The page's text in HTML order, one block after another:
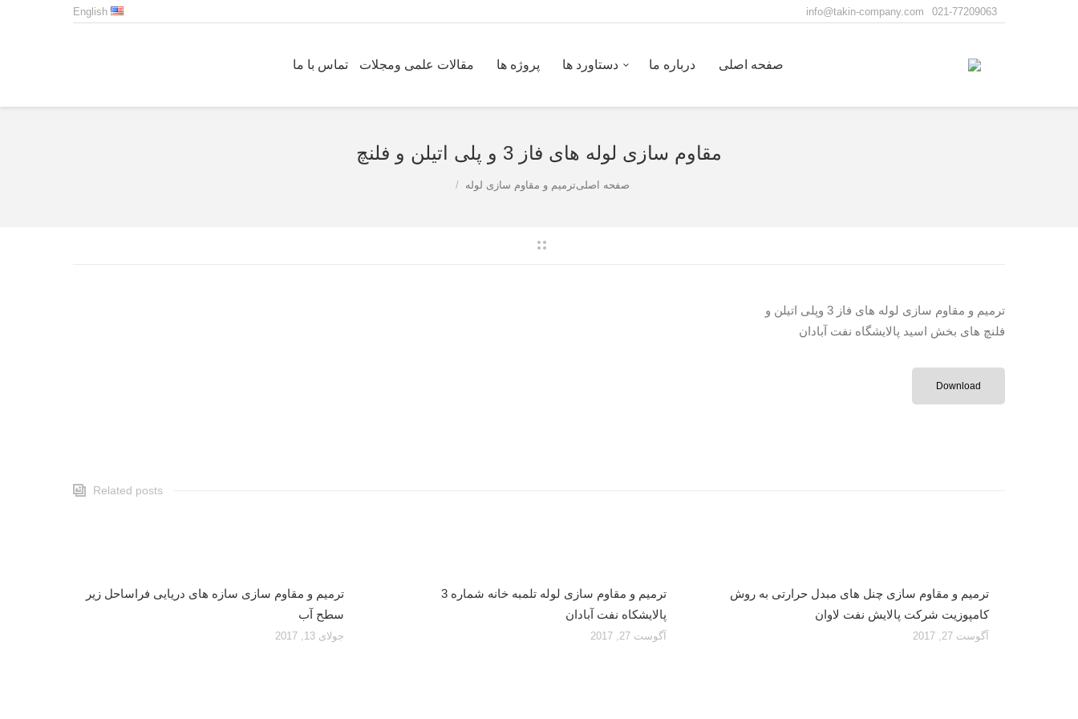
021-77209063
info@takin-company.com
English
صفحه اصلی درباره ما دستاورد ها پروژه ها مقالات علمی ومجلات تماس با ما
مقاوم سازی لوله های فاز 3 و پلی اتیلن و فلنچ
صفحه اصلیترمیم و مقاوم سازی لوله
ترمیم و مقاوم سازی لوله های فاز 3 وپلی اتیلن و
فلنچ های بخش اسید پالایشگاه نفت آبادان
Download
Related posts
ترمیم و مقاوم سازی چنل های مبدل حرارتی به روش
کامپوزیت شرکت پالایش نفت لاوان
آگوست 27, 2017
ترمیم و مقاوم سازی لوله تلمبه خانه شماره 3
پالایشکاه نفت آبادان
آگوست 27, 2017
ترمیم و مقاوم سازی سازه های دریایی فراساحل زیر
سطح آب
جولای 13, 2017